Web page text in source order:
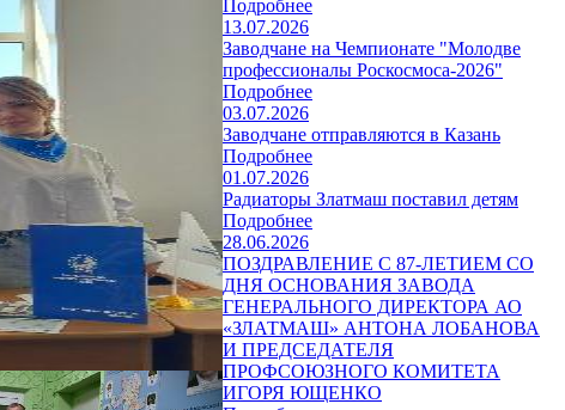
Подробнее
13.07.2026
Заводчане на Чемпионате "Молодве
профессионалы Роскосмоса-2026"
Подробнее
03.07.2026
Заводчане отправляются в Казань
Подробнее
01.07.2026
Радиаторы Златмаш поставил детям
Подробнее
28.06.2026
ПОЗДРАВЛЕНИЕ С 87-ЛЕТИЕМ СО
ДНЯ ОСНОВАНИЯ ЗАВОДА
ГЕНЕРАЛЬНОГО ДИРЕКТОРА АО
«ЗЛАТМАШ» АНТОНА ЛОБАНОВА
И ПРЕДСЕДАТЕЛЯ
ПРОФСОЮЗНОГО КОМИТЕТА
ИГОРЯ ЮЩЕНКО